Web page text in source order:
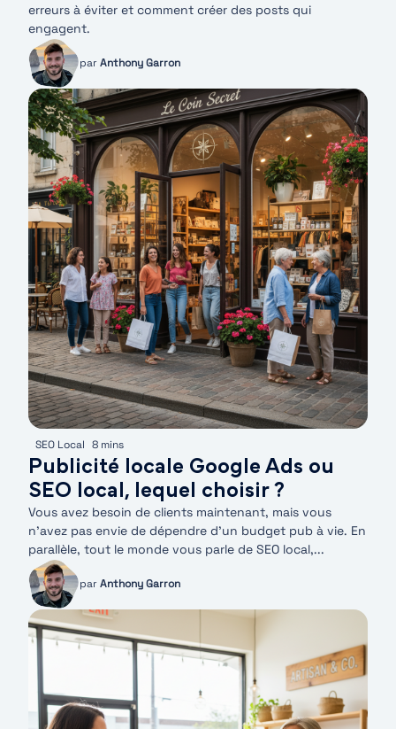
erreurs à éviter et comment créer des posts qui
engagent.
par Anthony Garron
SEO Local 8 mins
Publicité locale Google Ads ou
SEO local, lequel choisir ?
Vous avez besoin de clients maintenant, mais vous
n’avez pas envie de dépendre d’un budget pub à vie. En
parallèle, tout le monde vous parle de SEO local,...
par Anthony Garron